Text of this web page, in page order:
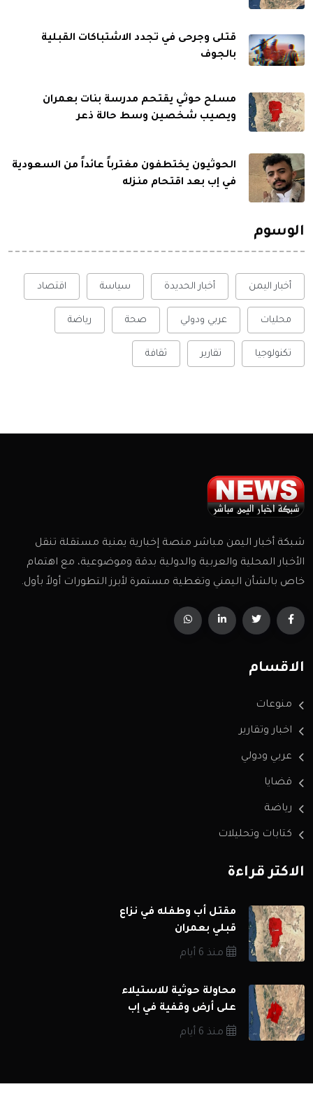
قتلى وجرحى في تجدد الاشتباكات القبلية
بالجوف
مسلح حوثي يقتحم مدرسة بنات بعمران
ويصيب شخصين وسط حالة ذعر
الحوثيون يختطفون مغترباً عائداً من السعودية
في إب بعد اقتحام منزله
الوسوم
أخبار اليمن أخبار الحديدة سياسة اقتصاد
محليات عربي ودولي صحة رياضة
تكنولوجيا تقارير ثقافة
شبكة أخبار اليمن مباشر منصة إخبارية يمنية مستقلة تنقل
الأخبار المحلية والعربية والدولية بدقة وموضوعية، مع اهتمام
خاص بالشأن اليمني وتغطية مستمرة لأبرز التطورات أولاً بأول.
الاقسام
منوعات
اخبار وتقارير
عربي ودولي
قضايا
رياضة
كتابات وتحليلات
الاكثر قراءة
مقتل أب وطفله في نزاع
قبلي بعمران
منذ 6 أيام
محاولة حوثية للاستيلاء
على أرض وقفية في إب
منذ 6 أيام